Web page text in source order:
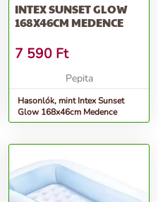
INTEX SUNSET GLOW
168X46CM MEDENCE
7 590 Ft
Pepita
Hasonlók, mint Intex Sunset
Glow 168x46cm Medence